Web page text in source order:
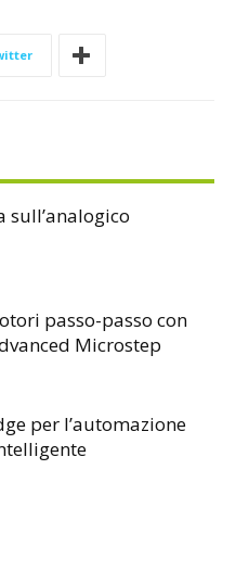
sull’analogico
passo-passo con
Microstep
per l’automazione